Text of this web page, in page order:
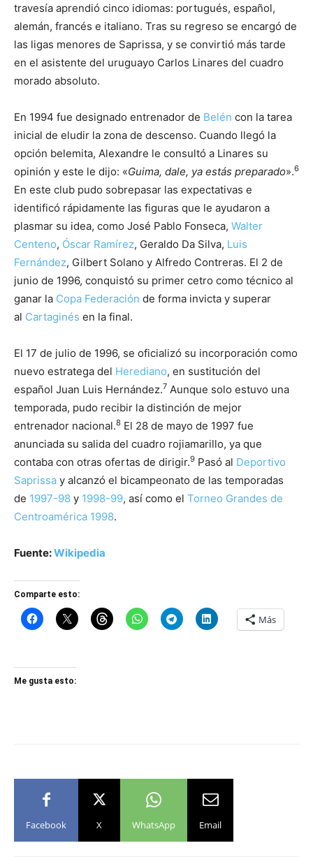
travesía aprendió cinco idiomas: portugués, español,
alemán, francés e italiano. Tras su regreso se encargó de
las ligas menores de Saprissa, y se convirtió más tarde
en el asistente del uruguayo Carlos Linares del cuadro
morado absoluto.
En 1994 fue designado entrenador de Belén con la tarea
inicial de eludir la zona de descenso. Cuando llegó la
opción belemita, Alexandre le consultó a Linares su
opinión y este le dijo: «Guima, dale, ya estás preparado».6
En este club pudo sobrepasar las expectativas e
identificó rápidamente las figuras que le ayudaron a
plasmar su idea, como José Pablo Fonseca, Walter
Centeno, Óscar Ramírez, Geraldo Da Silva, Luis
Fernández, Gilbert Solano y Alfredo Contreras. El 2 de
junio de 1996, conquistó su primer cetro como técnico al
ganar la Copa Federación de forma invicta y superar
al Cartaginés en la final.
El 17 de julio de 1996, se oficializó su incorporación como
nuevo estratega del Herediano, en sustitución del
español Juan Luis Hernández.7 ​ Aunque solo estuvo una
temporada, pudo recibir la distinción de mejor
entrenador nacional.8 ​ El 28 de mayo de 1997 fue
anunciada su salida del cuadro rojiamarillo, ya que
contaba con otras ofertas de dirigir.9 ​ Pasó al Deportivo
Saprissa y alcanzó el bicampeonato de las temporadas
de 1997-98 y 1998-99, así como el Torneo Grandes de
Centroamérica 1998.
Fuente:Wikipedia
Comparte esto:
Más
Me gusta esto:
Facebook X WhatsApp Email